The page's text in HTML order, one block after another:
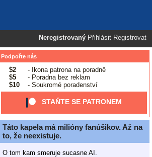
Neregistrovaný Přihlásit Registrovat
Podpořte nás
$2
- Ikona patrona na poradně
$5
- Poradna bez reklam
$10
- Soukromé poradenství
STAŇTE SE PATRONEM
Táto kapela má milióny fanúšikov. Až na
to, že neexistuje.
O tom kam smeruje sucasne AI.